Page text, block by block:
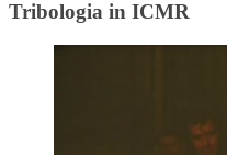
Tribologia in ICMR